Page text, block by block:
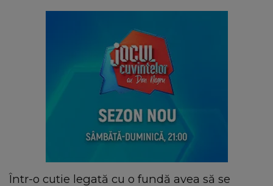
Într-o cutie legată cu o fundă avea să se